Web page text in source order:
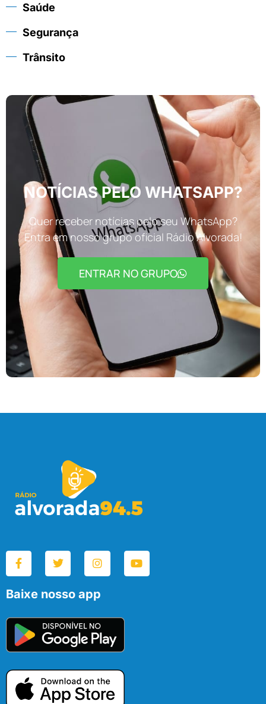
Saúde
Segurança
Trânsito
NOTÍCIAS PELO WHATSAPP?
Quer receber notícias pelo seu WhatsApp?
Entra em nosso grupo oficial Rádio Alvorada!
ENTRAR NO GRUPO
Baixe nosso app